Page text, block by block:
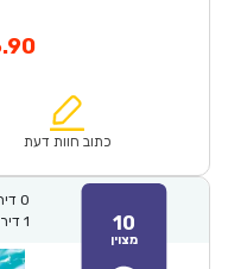
₪67.00.
המחיר
הוא:
כתוב חוות דעת
10
מצוין
0
1